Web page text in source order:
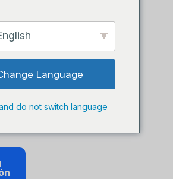
a todo tu
sintonía.
para ventas, almacén y
se queda en el tintero
Language
do not switch language